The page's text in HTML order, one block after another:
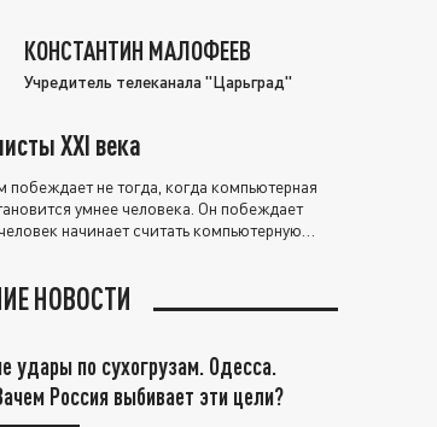
КОНСТАНТИН МАЛОФЕЕВ
Учредитель телеканала "Царьград"
XXI века
не тогда, когда компьютерная
умнее человека. Он побеждает
начинает считать компьютерную
НОВОСТИ
удары по сухогрузам. Одесса.
Россия выбивает эти цели?